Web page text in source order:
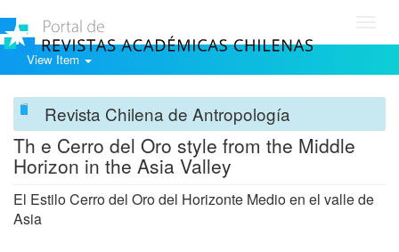
View Item
Revista Chilena de Antropología
Th e Cerro del Oro style from the Middle
Horizon in the Asia Valley
El Estilo Cerro del Oro del Horizonte Medio en el valle de
Asia